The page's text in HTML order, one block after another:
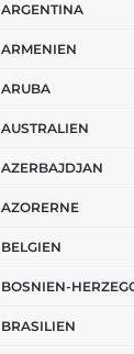
ARGENTINA
ARMENIEN
ARUBA
AUSTRALIEN
AZERBAJDJAN
AZORERNE
BELGIEN
BOSNIEN-
BRASILIEN